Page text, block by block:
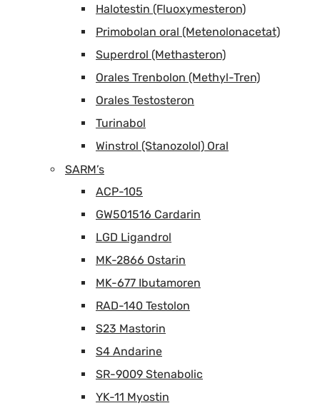
Halotestin (Fluoxymesteron)
Primobolan oral (Metenolonacetat)
Superdrol (Methasteron)
Orales Trenbolon (Methyl-Tren)
Orales Testosteron
Turinabol
Winstrol (Stanozolol) Oral
SARM’s
ACP-105
GW501516 Cardarin
LGD Ligandrol
MK-2866 Ostarin
MK-677 Ibutamoren
RAD-140 Testolon
S23 Mastorin
S4 Andarine
SR-9009 Stenabolic
YK-11 Myostin